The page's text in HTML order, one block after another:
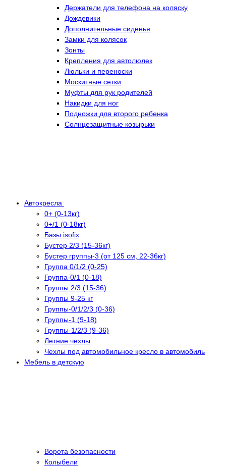
Держатели для телефона на коляску
Дождевики
Дополнительные сиденья
Замки для колясок
Зонты
Крепления для автолюлек
Люльки и переноски
Москитные сетки
Муфты для рук родителей
Накидки для ног
Подножки для второго ребенка
Солнцезащитные козырьки
Автокресла
0+ (0-13кг)
0+/1 (0-18кг)
Базы isofix
Бустер 2/3 (15-36кг)
Бустер группы-3 (от 125 см, 22-36кг)
Группа 0/1/2 (0-25)
Группа-0/1 (0-18)
Группы 2/3 (15-36)
Группы 9-25 кг
Группы-0/1/2/3 (0-36)
Группы-1 (9-18)
Группы-1/2/3 (9-36)
Летние чехлы
Чехлы под автомобильное кресло в автомобиль
Мебель в детскую
Ворота безопасности
Колыбели